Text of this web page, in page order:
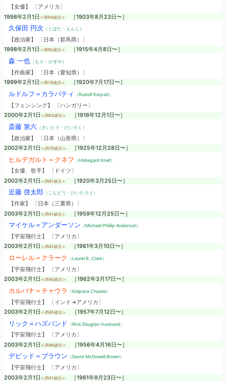
【女優】 〔アメリカ〕
1998年2月1日 ≪満94歳没≫ ［1903年8月23日〜］
久保田 円次 （くぼた・えんじ）
【政治家】 〔日本（群馬県）〕
1998年2月1日 ≪満82歳没≫ ［1915年4月8日〜］
森 一也（もり・かずや）
【作曲家】 〔日本（愛知県）〕
1999年2月1日 ≪満78歳没≫ ［1920年7月17日〜］
ルドルフ＝カラパティ （Rudolf Karpati）
【フェンシング】 〔ハンガリー〕
2000年2月1日 ≪満83歳没≫ ［1916年12月1日〜］
斎藤 第六（さいとう・だいろく）
【政治家】 〔日本（山形県）〕
2002年2月1日 ≪満76歳没≫ ［1925年12月28日〜］
ヒルデガルト＝クネフ （Hildegard Knef）
【女優、歌手】 〔ドイツ〕
2002年2月1日 ≪満81歳没≫ ［1920年3月25日〜］
近藤 啓太郎（こんどう・けいたろう）
【作家】 〔日本（三重県）〕
2003年2月1日 ≪満41歳没≫ ［1959年12月25日〜］
マイケル＝アンダーソン （Michael Phillip Anderson）
【宇宙飛行士】 〔アメリカ〕
2003年2月1日 ≪満41歳没≫ ［1961年3月10日〜］
ローレル＝クラーク （Laurel B. Clark）
【宇宙飛行士】 〔アメリカ〕
2003年2月1日 ≪満40歳没≫ ［1962年3月17日〜］
カルパナ＝チャウラ （Kalpana Chawla）
【宇宙飛行士】 〔インド→アメリカ〕
2003年2月1日 ≪満45歳没≫ ［1957年7月12日〜］
リック＝ハズバンド （Rick Douglas Husband）
【宇宙飛行士】 〔アメリカ〕
2003年2月1日 ≪満46歳没≫ ［1956年4月16日〜］
デビッド＝ブラウン （David McDowell Brown）
【宇宙飛行士】 〔アメリカ〕
2003年2月1日 ≪満41歳没≫ ［1961年9月23日〜］